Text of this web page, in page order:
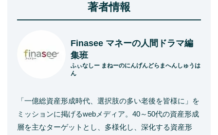
著者情報
Finasee マネーの人間ドラマ編
集班
ふぃなしー まねーのにんげんどらまへんしゅうは
ん
「一億総資産形成時代、選択肢の多い老後を皆様に」を
ミッションに掲げるwebメディア。40～50代の資産形成
層を主なターゲットとし、多様化し、深化する資産形